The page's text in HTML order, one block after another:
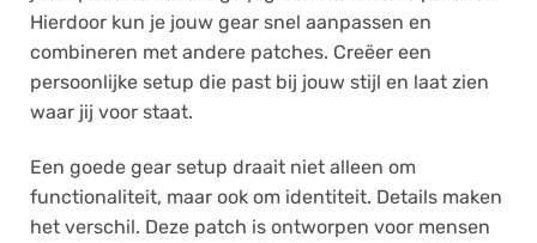
Hierdoor kun je jouw gear snel aanpassen en
combineren met andere patches. Creëer een
persoonlijke setup die past bij jouw stijl en laat zien
waar jij voor staat.
Een goede gear setup draait niet alleen om
functionaliteit, maar ook om identiteit. Details maken
het verschil. Deze patch is ontworpen voor mensen